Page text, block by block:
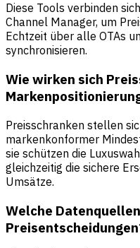
Diese Tools verbinden
Channel Manager, um
Echtzeit über alle OTAs
synchronisieren.
Wie wirken sich
Preisschranken stellen
markenkonformer
sie schützen die
gleichzeitig die sichere
Umsätze.
Welche